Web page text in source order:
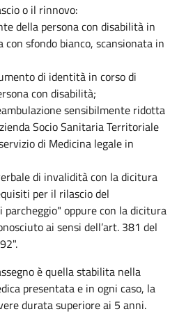
o il rinnovo:
della persona con disabilità in
con sfondo bianco, scansionata in
di identità in corso di
con disabilità;
sensibilmente ridotta
Socio Sanitaria Territoriale
di Medicina legale in
di invalidità con la dicitura
per il rilascio del
parcheggio" oppure con la dicitura
ai sensi dell’art. 381 del
è quella stabilita nella
presentata e in ogni caso, la
durata superiore ai 5 anni.